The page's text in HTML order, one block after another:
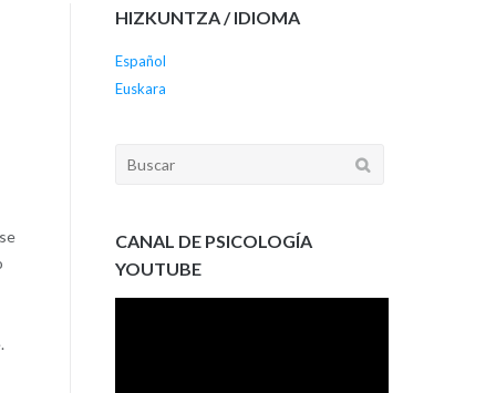
HIZKUNTZA / IDIOMA
Español
Euskara
Buscar:
CANAL DE PSICOLOGÍA
YOUTUBE